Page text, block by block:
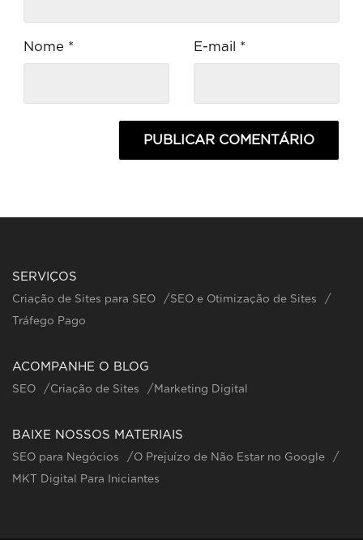
Nome * E-mail *
SERVIÇOS
Criação de Sites para SEO
SEO e Otimização de Sites
Tráfego Pago
ACOMPANHE O BLOG
SEO Criação de Sites Marketing Digital
BAIXE NOSSOS MATERIAIS
SEO para Negócios
O Prejuízo de Não Estar no Google
MKT Digital Para Iniciantes